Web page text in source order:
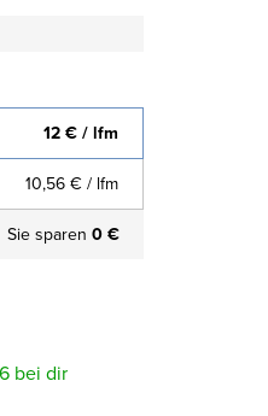
12 €/ lfm
10,56 € / lfm
Sie sparen 0 €